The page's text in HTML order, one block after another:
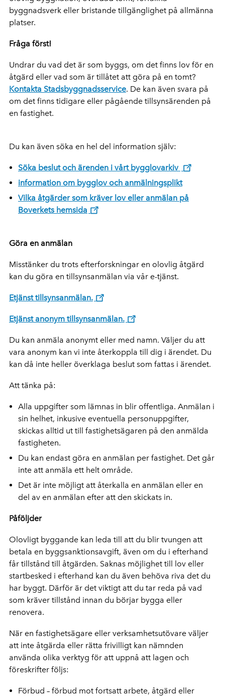
byggnadsverk eller bristande tillgänglighet på allmänna
platser.
Fråga först!
Undrar du vad det är som byggs, om det finns lov för en
åtgärd eller vad som är tillåtet att göra på en tomt?
Kontakta Stadsbyggnadsservice. De kan även svara på
om det finns tidigare eller pågående tillsynsärenden på
en fastighet.
Du kan även söka en hel del information själv:
Söka beslut och ärenden i vårt bygglovarkiv
information om bygglov och anmälningsplikt
Vilka åtgärder som kräver lov eller anmälan på
Boverkets hemsida
Göra en anmälan
Misstänker du trots efterforskningar en olovlig åtgärd
kan du göra en tillsynsanmälan via vår e-tjänst.
Etjänst tillsynsanmälan.
Etjänst anonym tillsynsanmälan.
Du kan anmäla anonymt eller med namn. Väljer du att
vara anonym kan vi inte återkoppla till dig i ärendet. Du
kan då inte heller överklaga beslut som fattas i ärendet.
Att tänka på:
Alla uppgifter som lämnas in blir offentliga. Anmälan i
sin helhet, inkusive eventuella personuppgifter,
skickas alltid ut till fastighetsägaren på den anmälda
fastigheten.
Du kan endast göra en anmälan per fastighet. Det går
inte att anmäla ett helt område.
Det är inte möjligt att återkalla en anmälan eller en
del av en anmälan efter att den skickats in.
Påföljder
Olovligt byggande kan leda till att du blir tvungen att
betala en byggsanktionsavgift, även om du i efterhand
får tillstånd till åtgärden. Saknas möjlighet till lov eller
startbesked i efterhand kan du även behöva riva det du
har byggt. Därför är det viktigt att du tar reda på vad
som kräver tillstånd innan du börjar bygga eller
renovera.
När en fastighetsägare eller verksamhetsutövare väljer
att inte åtgärda eller rätta frivilligt kan nämnden
använda olika verktyg för att uppnå att lagen och
föreskrifter följs:
Förbud – förbud mot fortsatt arbete, åtgärd eller